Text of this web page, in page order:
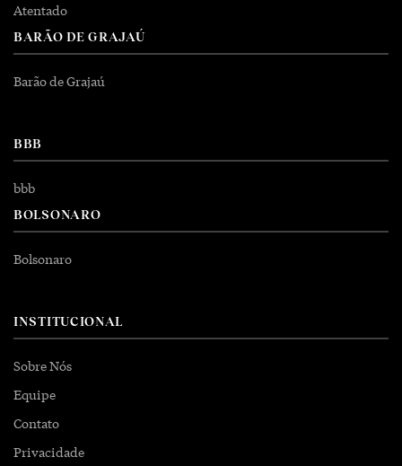
Atentado
BARÃO DE GRAJAÚ
Barão de Grajaú
BBB
bbb
BOLSONARO
Bolsonaro
INSTITUCIONAL
Sobre Nós
Equipe
Contato
Privacidade